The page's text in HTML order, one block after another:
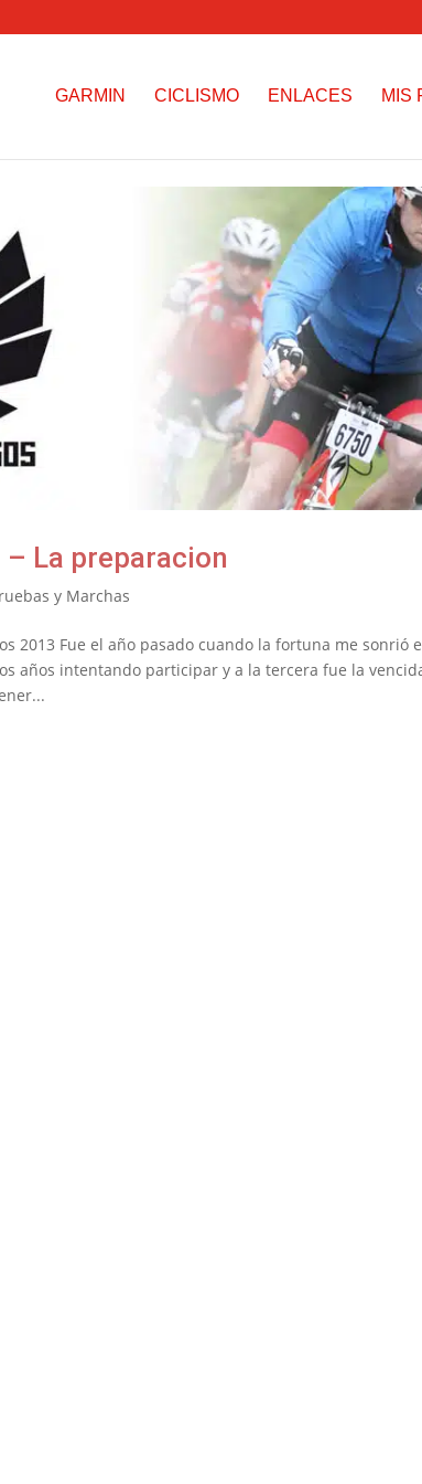
GARMIN CICLISMO ENLACES MIS
La preparacion
y Marchas
2013 Fue el año pasado cuando la fortuna me sonrió
años intentando participar y a la tercera fue la